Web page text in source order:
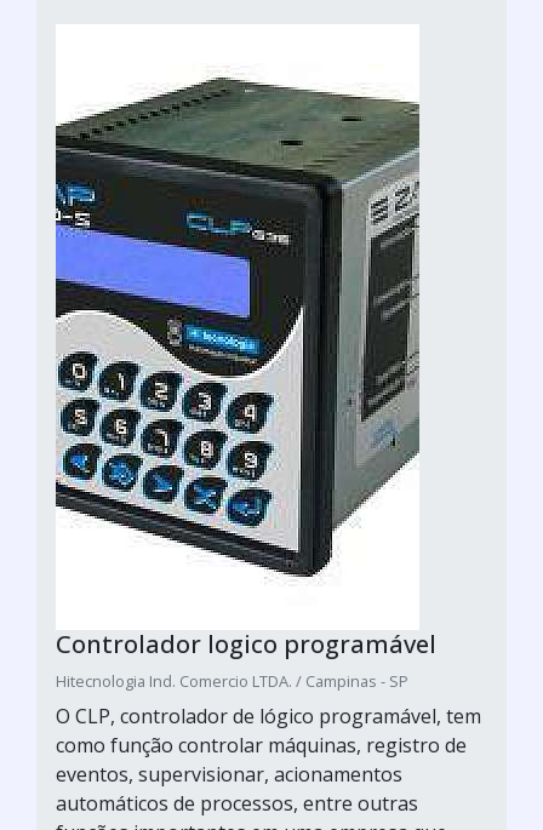
Controlador logico programável
Hitecnologia Ind. Comercio LTDA. / Campinas - SP
O CLP, controlador de lógico programável, tem
como função controlar máquinas, registro de
eventos, supervisionar, acionamentos
automáticos de processos, entre outras